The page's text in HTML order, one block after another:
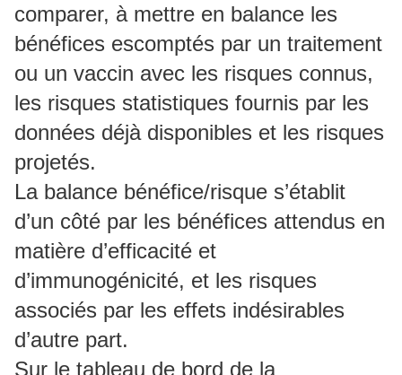
comparer, à mettre en balance les
bénéfices escomptés par un traitement
ou un vaccin avec les risques connus,
les risques statistiques fournis par les
données déjà disponibles et les risques
projetés.
La balance bénéfice/risque s’établit
d’un côté par les bénéfices attendus en
matière d’efficacité et
d’immunogénicité, et les risques
associés par les effets indésirables
d’autre part.
Sur le tableau de bord de la